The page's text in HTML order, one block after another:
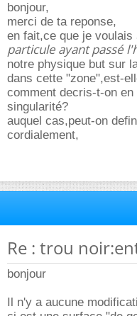
bonjour,
merci de ta reponse,
en fait,ce que je voulais
particule ayant passé
notre physique but sur
dans cette "zone",est-
comment decris-t-on
singularité?
auquel cas,peut-on
cordialement,
Re : trou
bonjour
Il n'y a aucune